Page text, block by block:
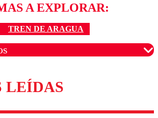
A EXPLORAR:
TREN DE ARAGUA
son moderados para garantizar un
diálogo respetuoso.
LEÍDAS